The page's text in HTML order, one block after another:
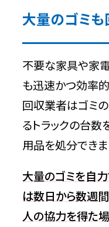
大量のゴミも
不要な家具や家
も迅速かつ効率
回収業者はゴミ
るトラックの台数
用品を処分できま
大量のゴミを自
は数日から数週間
人の協力を得た